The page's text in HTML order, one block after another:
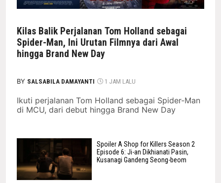
Kilas Balik Perjalanan Tom Holland sebagai
Spider-Man, Ini Urutan Filmnya dari Awal
hingga Brand New Day
BY SALSABILA DAMAYANTI 1 JAM LALU
Ikuti perjalanan Tom Holland sebagai Spider-Man
di MCU, dari debut hingga Brand New Day
Spoiler A Shop for Killers Season 2
Episode 6: Ji-an Dikhianati Pasin,
Kusanagi Gandeng Seong-beom